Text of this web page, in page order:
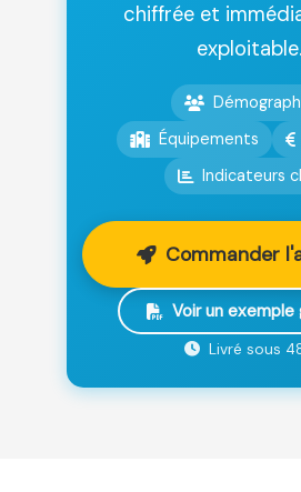
chiffrée et
exploitable.
Équipements
Indicateurs
Commander
Voir un
Livré sous